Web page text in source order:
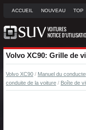
ACCUEIL NOUVEAU TOP
Volvo XC90: Grille de
Volvo XC90 / Manuel du
conduite de la voiture / Boîte de